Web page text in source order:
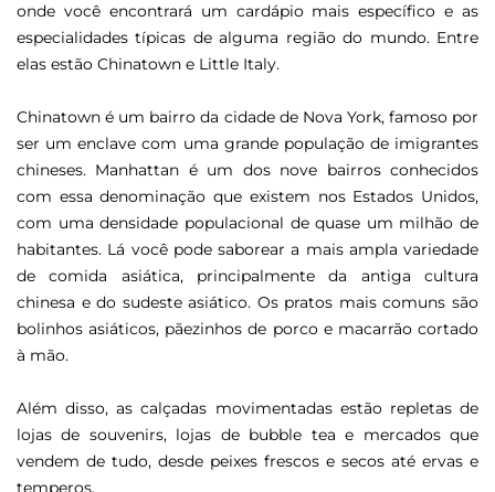
onde você encontrará um cardápio mais específico e as
especialidades típicas de alguma região do mundo. Entre
elas estão Chinatown e Little Italy.
Chinatown é um bairro da cidade de Nova York, famoso por
ser um enclave com uma grande população de imigrantes
chineses. Manhattan é um dos nove bairros conhecidos
com essa denominação que existem nos Estados Unidos,
com uma densidade populacional de quase um milhão de
habitantes. Lá você pode saborear a mais ampla variedade
de comida asiática, principalmente da antiga cultura
chinesa e do sudeste asiático. Os pratos mais comuns são
bolinhos asiáticos, pãezinhos de porco e macarrão cortado
à mão.
Além disso, as calçadas movimentadas estão repletas de
lojas de souvenirs, lojas de bubble tea e mercados que
vendem de tudo, desde peixes frescos e secos até ervas e
temperos.